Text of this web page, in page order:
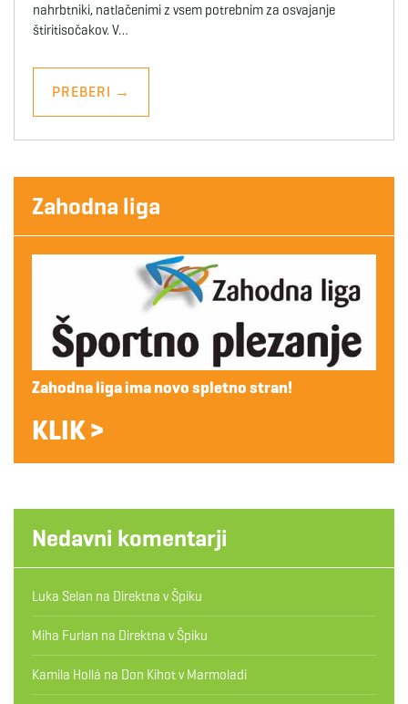
nahrbtniki, natlačenimi z vsem potrebnim za osvajanje
štiritisočakov. V…
PREBERI →
Zahodna liga
Zahodna liga ima novo spletno stran!
KLIK >
Nedavni komentarji
Luka Selan na Direktna v Špiku
Miha Furlan na Direktna v Špiku
Kamila Hollá na Don Kihot v Marmoladi